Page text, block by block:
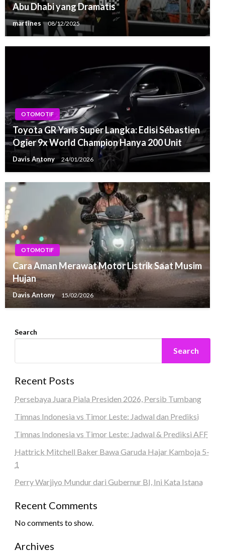
Abu Dhabi yang Dramatis
martines 08/12/2025
OTOMOTIF
Toyota GR Yaris Super Langka: Edisi Sébastien
Ogier 9x World Champion Hanya 200 Unit
Davis Antony 24/01/2026
OTOMOTIF
Cara Aman Merawat Motor Listrik Saat Musim
Hujan
Davis Antony 15/02/2026
Search
Search
Recent Posts
Persebaya Juara Piala Presiden 2026, Persib Tumbang
Timnas Indonesia vs Timor Leste: Jadwal dan Prediksi
Timnas Indonesia vs Timor Leste: Jadwal & Prediksi AFF
Hattrick Mitchell Baker Bawa Garuda Hajar Kamboja 5-
1
Perry Warjiyo Mundur dari Gubernur BI, Ini Kata Istana
Recent Comments
No comments to show.
Archives